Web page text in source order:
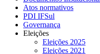
Atos normativos
PDI IFSul
Governança
Eleições
Eleições 2025
Eleições 2021